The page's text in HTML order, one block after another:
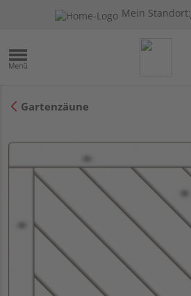
Mein Standort:
Gartenzäune